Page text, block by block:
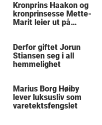
Kronprins Haakon og
kronprinsesse Mette-
Marit leier ut på
Derfor giftet Jorun
Stiansen seg i all
hemmelighet
Marius Borg Høiby
lever luksusliv som
varetektsfengslet